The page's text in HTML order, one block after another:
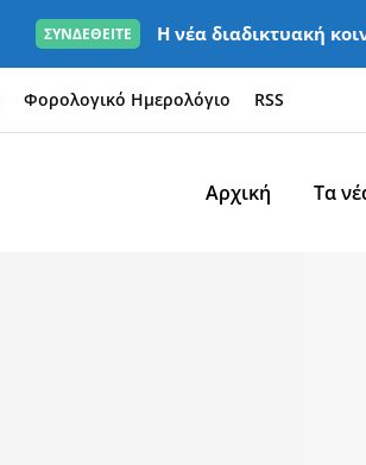
ΣΥΝΔΕΘΕΙΤΕ Η νέα διαδικτυακή
Φορολογικό Ημερολόγιο RSS
Αρχική Τα